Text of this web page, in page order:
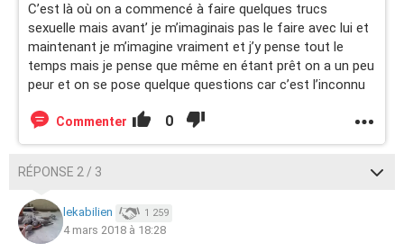
C’est là où on a commencé à faire quelques trucs
sexuelle mais avant’ je m’imaginais pas le faire avec lui et
maintenant je m’imagine vraiment et j’y pense tout le
temps mais je pense que même en étant prêt on a un peu
peur et on se pose quelque questions car c’est l’inconnu
Commenter 0
RÉPONSE 2 / 3
lekabilien 1 259
4 mars 2018 à 18:28